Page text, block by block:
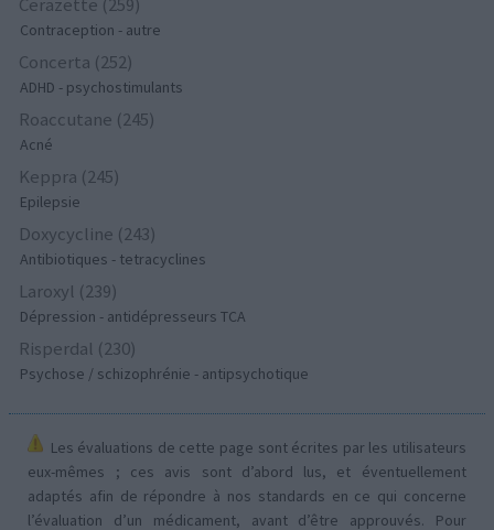
Contraception - autre
Concerta (252)
ADHD - psychostimulants
Roaccutane (245)
Acné
Keppra (245)
Epilepsie
Doxycycline (243)
Antibiotiques - tetracyclines
Laroxyl (239)
Dépression - antidépresseurs TCA
Risperdal (230)
Psychose / schizophrénie - antipsychotique
Les évaluations de cette page sont écrites par les utilisateurs
eux-mêmes ; ces avis sont d’abord lus, et éventuellement
adaptés afin de répondre à nos standards en ce qui concerne
l’évaluation d’un médicament, avant d’être approuvés. Pour